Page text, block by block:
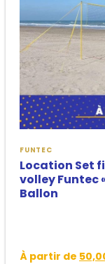
FUNTEC
Location Set
volley Funtec
Ballon
À partir de
variantes.
Les
options
peuvent
être
choisies
la
page
de